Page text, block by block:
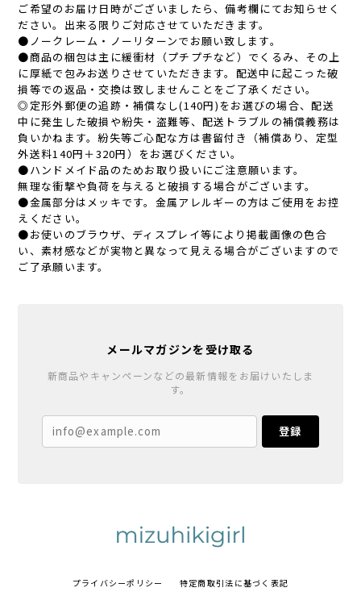
ご希望のお届け日時がございましたら、備考欄にてお知らせく
ださい。出来る限りご対応させていただきます。
●ノークレーム・ノーリターンでお願い致します。
●商品の梱包は主に緩衝材（プチプチなど）でくるみ、その上
に厚紙で包みお送りさせていただきます。配送中に起こった破
損等での返品・交換は致しませんことをご了承ください。
◎定形外郵便の追跡・補償なし(140円)をお選びの場合、配送
中に発生した破損や紛失・盗難等、配送トラブルの補償義務は
負いかねます。紛失等ご心配な方は書留付き（補償あり、定型
外送料140円＋320円）をお選びください。
●ハンドメイド品のためお取り扱いにご注意願います。
無理な衝撃や負荷を与えると破損する場合がございます。
●金属部分はメッキです。金属アレルギーの方はご使用をお控
えください。
●お使いのブラウザ、ディスプレイ等により掲載画像の色合
い、素材感などが実物と異なって見える場合がございますので
ご了承願います。
メールマガジンを受け取る
新商品やキャンペーンなどの最新情報をお届けいたしま
す。
登録
プライバシーポリシー 特定商取引法に基づく表記